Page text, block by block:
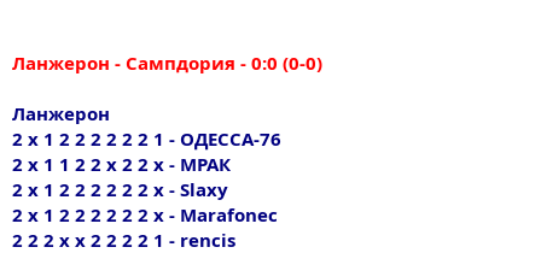
Ланжерон - Сампдория - 0:0 (0-0)
Ланжерон
2 х 1 2 2 2 2 2 2 1 - ОДЕССА-76
2 х 1 1 2 2 х 2 2 х - МРАК
2 х 1 2 2 2 2 2 2 х - Slaxy
2 х 1 2 2 2 2 2 2 х - Marafonec
2 2 2 x x 2 2 2 2 1 - rencis